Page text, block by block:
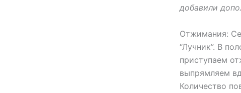
добавили
Отжимания:
“Лучник”. В
приступаем
выпрямляем
Количество